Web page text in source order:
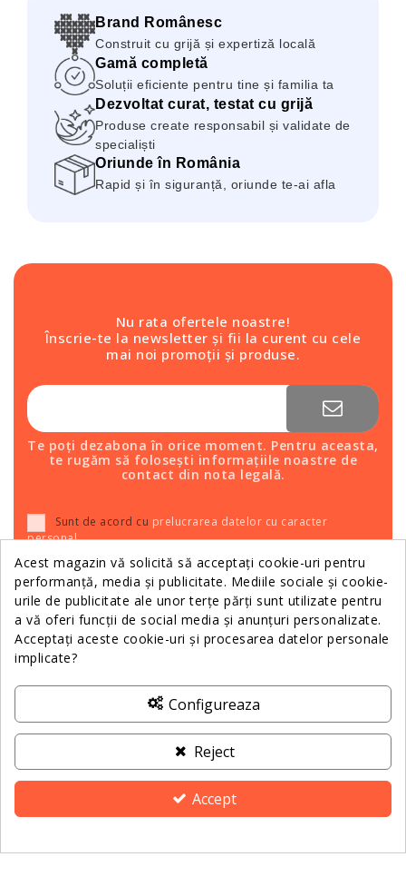
Brand Românesc
Construit cu grijă și expertiză locală
Gamă completă
Soluții eficiente pentru tine și familia ta
Dezvoltat curat, testat cu grijă
Produse create responsabil și validate de
specialiști
Oriunde în România
Rapid și în siguranță, oriunde te-ai afla
Nu rata ofertele noastre!
Înscrie-te la newsletter și fii la curent cu cele
mai noi promoții și produse.
Te poți dezabona în orice moment. Pentru aceasta,
te rugăm să folosești informațiile noastre de
contact din nota legală.
Sunt de acord cu prelucrarea datelor cu caracter
personal.
Relații Clienții
Informații
Despre Noi
Contactează-ne
ANPC
Acest magazin vă solicită să acceptați cookie-uri pentru
performanță, media și publicitate. Mediile sociale și cookie-
urile de publicitate ale unor terțe părți sunt utilizate pentru
a vă oferi funcții de social media și anunțuri personalizate.
Acceptați aceste cookie-uri și procesarea datelor personale
implicate?
Configureaza
Reject
Accept